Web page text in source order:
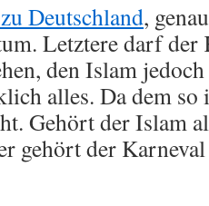
Deutschland,
Letztere darf
den Islam
alles. Da dem so
Gehört der Islam
gehört der